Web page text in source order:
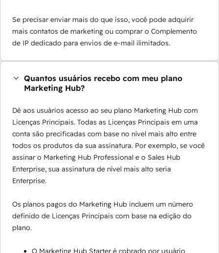
Se precisar enviar mais do que isso, você pode adquirir
mais contatos de marketing ou comprar o Complemento
de IP dedicado para envios de e-mail ilimitados.
Quantos usuários recebo com meu plano
Marketing Hub?
Dê aos usuários acesso ao seu plano Marketing Hub com
Licenças Principais. Todas as Licenças Principais em uma
conta são precificadas com base no nível mais alto entre
todos os produtos da sua assinatura. Por exemplo, se você
assinar o Marketing Hub Professional e o Sales Hub
Enterprise, sua assinatura de nível mais alto seria
Enterprise.
Os planos pagos do Marketing Hub incluem um número
definido de Licenças Principais com base na edição do
plano.
O Marketing Hub Starter é cobrado por usuário